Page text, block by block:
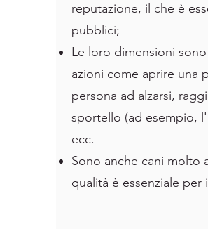
reputazione, il che è
pubblici;
Le loro dimensioni
azioni come aprire una
persona ad alzarsi,
sportello (ad esempio,
ecc.
Sono anche cani molto
qualità è essenziale